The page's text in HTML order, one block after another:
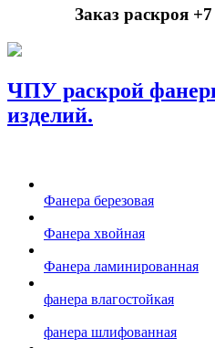
Заказ раскроя
ЧПУ раскрой
изделий.
Фанера березовая
Фанера хвойная
Фанера ламинированная
фанера влагостойкая
фанера шлифованная